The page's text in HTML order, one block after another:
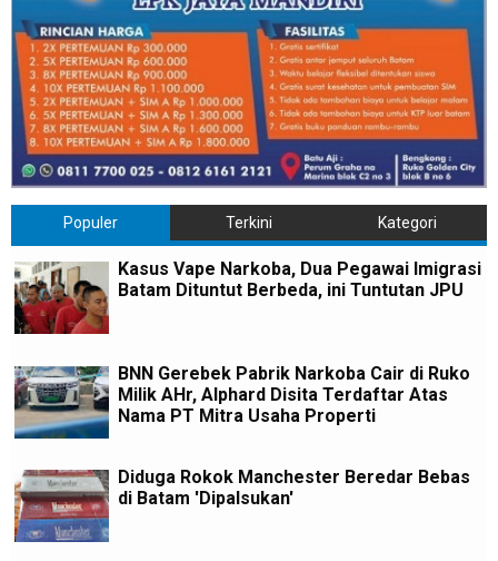
Populer Terkini Kategori
Kasus Vape Narkoba, Dua Pegawai Imigrasi
Batam Dituntut Berbeda, ini Tuntutan JPU
BNN Gerebek Pabrik Narkoba Cair di Ruko
Milik AHr, Alphard Disita Terdaftar Atas
Nama PT Mitra Usaha Properti
Diduga Rokok Manchester Beredar Bebas
di Batam 'Dipalsukan'